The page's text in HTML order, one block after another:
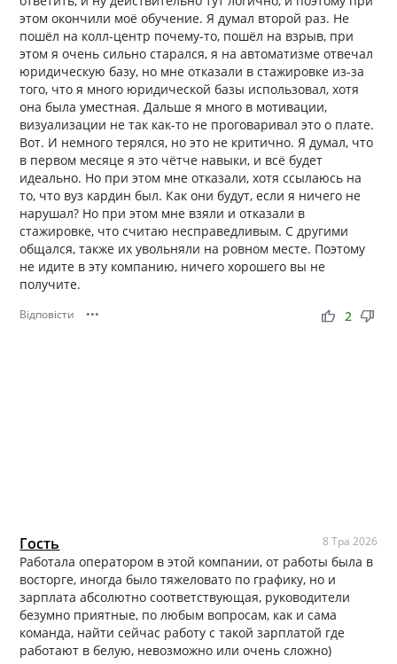
этом окончили моё обучение. Я думал второй раз. Не
пошёл на колл-центр почему-то, пошёл на взрыв, при
этом я очень сильно старался, я на автоматизме отвечал
юридическую базу, но мне отказали в стажировке из-за
того, что я много юридической базы использовал, хотя
она была уместная. Дальше я много в мотивации,
визуализации не так как-то не проговаривал это о плате.
Вот. И немного терялся, но это не критично. Я думал, что
в первом месяце я это чётче навыки, и всё будет
идеально. Но при этом мне отказали, хотя ссылаюсь на
то, что вуз кардин был. Как они будут, если я ничего не
нарушал? Но при этом мне взяли и отказали в
стажировке, что считаю несправедливым. С другими
общался, также их увольняли на ровном месте. Поэтому
не идите в эту компанию, ничего хорошего вы не
получите.
Відповісти ••• thumb_up thumb_down
2
Гость 8 Тра 2026
Работала оператором в этой компании, от работы была в
восторге, иногда было тяжеловато по графику, но и
зарплата абсолютно соответствующая, руководители
безумно приятные, по любым вопросам, как и сама
команда, найти сейчас работу с такой зарплатой где
работают в белую, невозможно или очень сложно)